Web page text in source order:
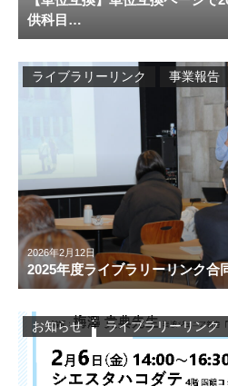
供科目…
2026年2月12日
2025年度ライブラリーリンク合
ライブラリーリンク 事業報告
お知らせ ライブラリーリンク